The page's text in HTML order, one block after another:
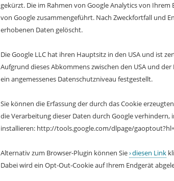
gekürzt. Die im Rahmen von Google Analytics von
von Google zusammengeführt. Nach Zweckfortfall und
erhobenen Daten gelöscht.
Die Google LLC hat ihren Hauptsitz in den USA und ist
Aufgrund dieses Abkommens zwischen den USA und
ein angemessenes Datenschutzniveau festgestellt.
Sie können die Erfassung der durch das Cookie
die Verarbeitung dieser Daten durch Google
installieren: http://tools.google.com/dlpage/
Alternativ zum Browser-Plugin können Sie diesen Link
Dabei wird ein Opt-Out-Cookie auf Ihrem Endgerät